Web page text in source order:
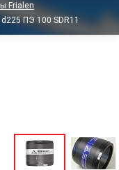
Frialen
ПЭ 100 SDR11